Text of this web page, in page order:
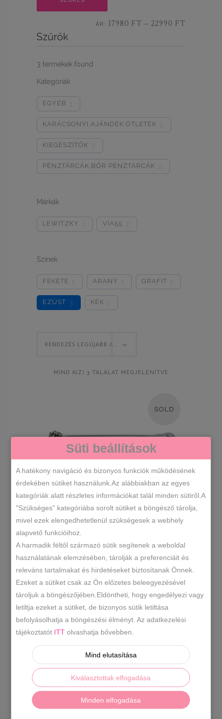
ÁR: 17980 FT — 22990 FT
Szűrők
3 termékek found
Kategóriák
EGYÉB
KARÁCSONYI AJÁNDÉK ÖTLETEK
KIEGÉSZÍTŐK
PÉNZTÁRCÁK,BŐR PÉNZTÁRCÁK
Márkák
LEWITZKY VIA55
Színek
FEKETE ARANY GRAFIT
EZÜST 3 KÉK
RENDEZÉS LEGÚJABB ALAPJÁN
MIND A(Z) 3 TALÁLAT MEGJELENÍTVE
SOLD
22990Ft
7% KEDVEZMÉNY
MAJDNEM...
10% KEDVEZMÉNY
A MACSKA RÚGJA MEG...
C
S
A
K
E
G
Y
K
I
C
S
I
N
Ú
L
O
T
PRÓBÁLD
Süti beállítások
A hatékony navigáció és bizonyos funkciók működésének
érdekében sütiket használunk.Az alábbiakban az egyes
kategóriák alatt részletes információkat talál minden sütiről.A
"Szükséges" kategóriába sorolt sütiket a böngésző tárolja,
mivel ezek elengedhetetlenül szükségesek a webhely
alapvető funkcióihoz.
A harmadik féltől származó sütik segítenek a weboldal
használatának elemzésében, tárolják a preferenciáit és
releváns tartalmakat és hirdetéseket biztosítanak Önnek.
Ezeket a sütiket csak az Ön előzetes beleegyezésével
tároljuk a böngészőjében.Eldöntheti, hogy engedélyezi vagy
letiltja ezeket a sütiket, de bizonyos sütik letiltása
befolyásolhatja a böngészési élményt. Az adatkezelési
tájékoztatót ITT olvashatja bővebben.
Mind elutasítása
Kiválasztottak elfogadása
Minden elfogadása